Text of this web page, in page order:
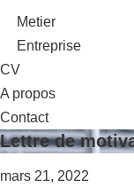
Metier
Entreprise
CV
A propos
Contact
Lettre de
mars 21, 2022